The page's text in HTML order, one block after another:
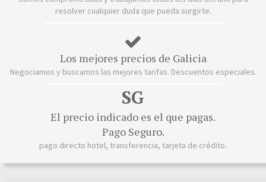
resolver cualquier duda que pueda surgirte.
Los mejores precios de Galicia
Negociamos y buscamos las mejores tarifas. Descuentos especiales.
SG
El precio indicado es el que pagas.
Pago Seguro.
pago directo hotel, transferencia, tarjeta de crédito.